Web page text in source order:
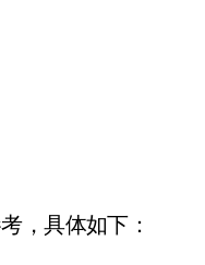
，具体如下：